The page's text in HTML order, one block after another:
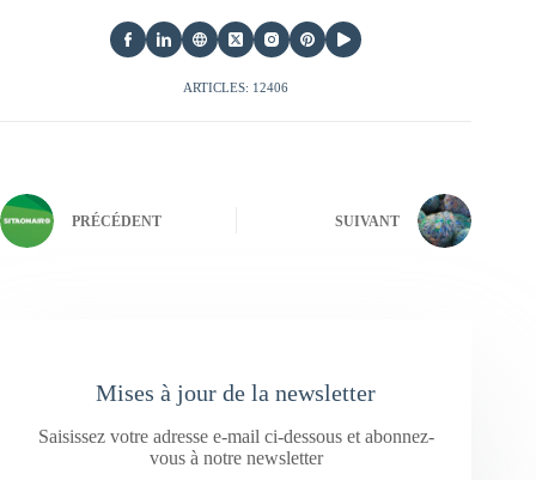
ARTICLES: 12406
PRÉCÉDENT SUIVANT
Mises à jour de la newsletter
Saisissez votre adresse e-mail ci-dessous et abonnez-
vous à notre newsletter